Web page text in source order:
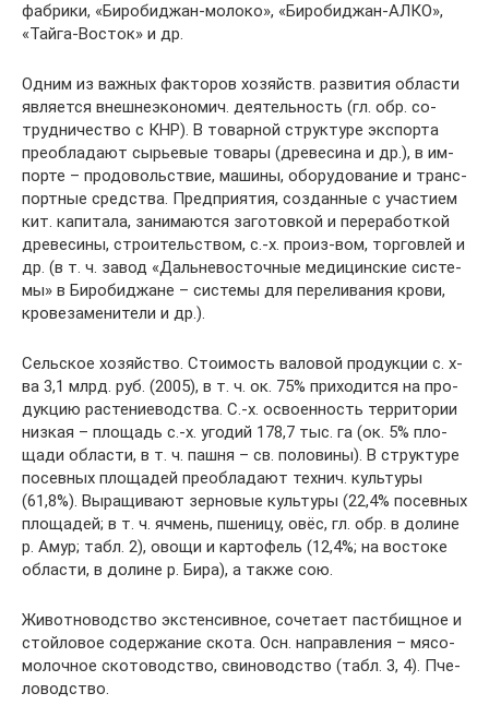
фаб­ри­ки, «Би­ро­бид­жан-мо­ло­ко», «Би­ро­бид­жан-АЛКО»,
«Тай­га-Вос­ток» и др.
Од­ним из важ­ных фак­то­ров хо­зяйств. раз­ви­тия об­лас­ти
яв­ля­ет­ся внеш­не­эко­но­мич. дея­тель­ность (гл. обр. со­
труд­ни­че­ст­во с КНР). В то­вар­ной струк­ту­ре экс­пор­та
пре­об­ла­да­ют сырь­е­вые то­ва­ры (дре­ве­си­на и др.), в им­
пор­те – про­до­воль­ст­вие, ма­ши­ны, обо­ру­до­ва­ние и транс­
порт­ные сред­ст­ва. Пред­при­ятия, соз­дан­ные с уча­сти­ем
кит. ка­пи­та­ла, за­ни­ма­ют­ся за­го­тов­кой и пе­ре­ра­бот­кой
дре­ве­си­ны, строи­тель­ст­вом, с.-х. про­из-вом, тор­гов­лей и
др. (в т. ч. за­вод «Даль­не­во­сточ­ные ме­ди­цин­ские сис­те­
мы» в Би­ро­бид­жа­не – сис­те­мы для пе­ре­ли­ва­ния кро­ви,
кро­ве­за­ме­ни­те­ли и др.).
Сель­ское хо­зяй­ст­во. Стои­мость ва­ло­вой про­дук­ции с. х-
ва 3,1 млрд. руб. (2005), в т. ч. ок. 75% при­хо­дит­ся на про­
дук­цию рас­те­ние­вод­ст­ва. С.-х. ос­во­ен­ность тер­ри­то­рии
низ­кая – пло­щадь с.-х. уго­дий 178,7 тыс. га (ок. 5% пло­
ща­ди об­лас­ти, в т. ч. паш­ня – св. по­ло­ви­ны). В струк­ту­ре
по­сев­ных пло­ща­дей пре­об­ла­да­ют тех­нич. куль­ту­ры
(61,8%). Вы­ра­щи­ва­ют зер­но­вые куль­ту­ры (22,4% по­сев­ных
пло­ща­дей; в т. ч. яч­мень, пше­ни­цу, овёс, гл. обр. в до­ли­не
р. Амур; табл. 2), ово­щи и кар­то­фель (12,4%; на вос­то­ке
об­лас­ти, в до­ли­не р. Би­ра), а так­же сою.
Жи­вот­но­вод­ст­во экс­тен­сив­ное, со­че­та­ет па­ст­бищ­ное и
стой­ло­вое со­дер­жа­ние ско­та. Осн. на­прав­ле­ния – мя­со-
мо­лоч­ное ско­то­вод­ст­во, сви­но­вод­ст­во (табл. 3, 4). Пче­
ло­вод­ст­во.